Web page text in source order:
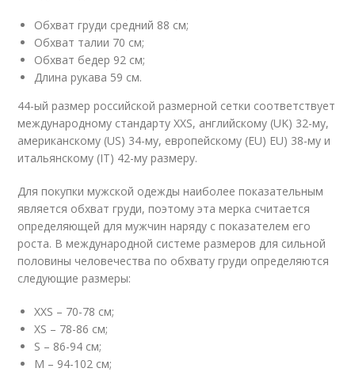
Обхват груди средний 88 см;
Обхват талии 70 см;
Обхват бедер 92 см;
Длина рукава 59 см.
44-ый размер российской размерной сетки соответствует
международному стандарту XXS, английскому (UK) 32-му,
американскому (US) 34-му, европейскому (EU) EU) 38-му и
итальянскому (IT) 42-му размеру.
Для покупки мужской одежды наиболее показательным
является обхват груди, поэтому эта мерка считается
определяющей для мужчин наряду с показателем его
роста. В международной системе размеров для сильной
половины человечества по обхвату груди определяются
следующие размеры:
XXS – 70-78 см;
XS – 78-86 см;
S – 86-94 см;
M – 94-102 см;